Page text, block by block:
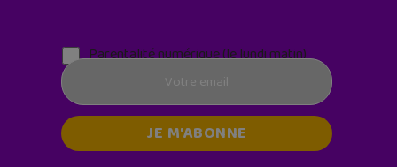
Parentalité numérique (le lundi matin)